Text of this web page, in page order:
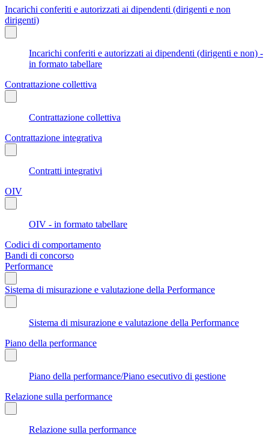
Incarichi conferiti e autorizzati ai dipendenti (dirigenti e non
dirigenti)
Incarichi conferiti e autorizzati ai dipendenti (dirigenti e non) -
in formato tabellare
Contrattazione collettiva
Contrattazione collettiva
Contrattazione integrativa
Contratti integrativi
OIV
OIV - in formato tabellare
Codici di comportamento
Bandi di concorso
Performance
Sistema di misurazione e valutazione della Performance
Sistema di misurazione e valutazione della Performance
Piano della performance
Piano della performance/Piano esecutivo di gestione
Relazione sulla performance
Relazione sulla performance